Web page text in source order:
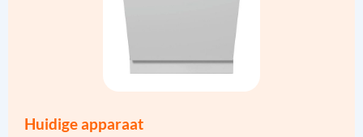
Huidige apparaat